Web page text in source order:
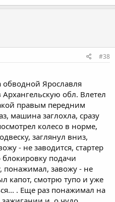
#38
обводной Ярославля
обл. Влетел
правым передним
машина заглохла, сразу
колесо в норме,
заглянул вниз,
- не заводится, стартер
подачи
понажимал, завожу - не
капот, смотрю тупо и уже
. Еще раз понажимал на